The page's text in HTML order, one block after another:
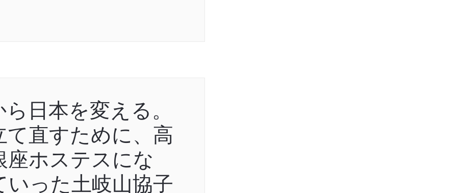
日本を変える。
て直すために、高
座ホステスにな
いった土岐山協子